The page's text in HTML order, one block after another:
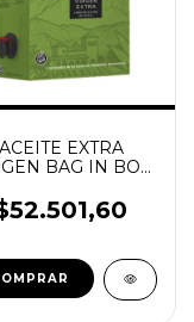
ACEITE EXTRA
BAG IN BOX